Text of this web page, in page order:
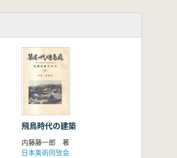
飛鳥時代の建築
内藤藤一郎 著
日本美術同攷会